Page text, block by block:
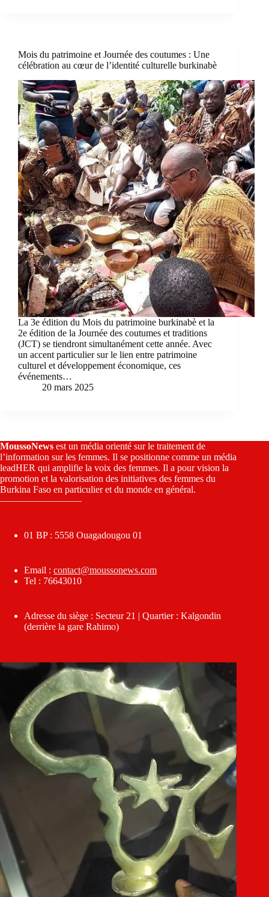
Mois du patrimoine et Journée des coutumes : Une
célébration au cœur de l’identité culturelle burkinabè
La 3e édition du Mois du patrimoine burkinabè et la
2e édition de la Journée des coutumes et traditions
(JCT) se tiendront simultanément cette année. Avec
un accent particulier sur le lien entre patrimoine
culturel et développement économique, ces
événements…
20 mars 2025
MoussoNews est un média orienté sur le traitement de
l’information sur les femmes. Il se positionne comme un média
leadHER qui amplifie la voix des femmes. Il a pour vision la
promotion et la valorisation des initiatives des femmes du
Burkina Faso en particulier et du monde en général.
————————–
01 BP : 5558 Ouagadougou 01
Email : contact@moussonews.com
Tel : 76643010
Adresse du siège : Secteur 21 | Quartier : Kalgondin
(derrière la gare Rahimo)